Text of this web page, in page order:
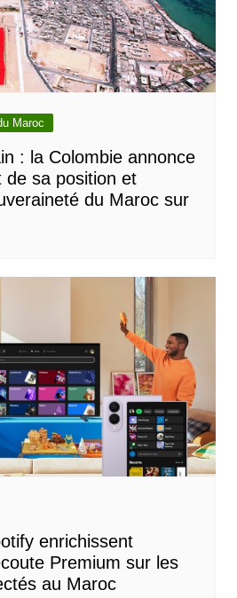
Maroc
: la Colombie annonce
de sa position et
du Maroc sur
enrichissent
Premium sur les
au Maroc